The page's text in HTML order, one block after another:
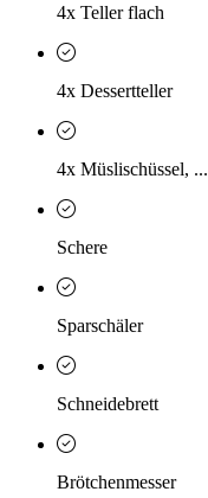
4x Teller flach
4x Dessertteller
4x Müslischüssel, ...
Schere
Sparschäler
Schneidebrett
Brötchenmesser